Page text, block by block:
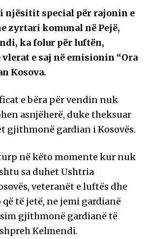
njësitit special për rajonin e
zyrtari komunal në Pejë,
ka folur për luftën,
e saj në emisionin “Ora
Kosova.
e bëra për vendin nuk
asnjëherë, duke theksuar
gjithmonë gardian i Kosovës.
në këto momente kur nuk
sa duhet Ushtria
veteranët e luftës dhe
të jetë, ne jemi gardianë
gjithmonë gardianë të
Kelmendi.